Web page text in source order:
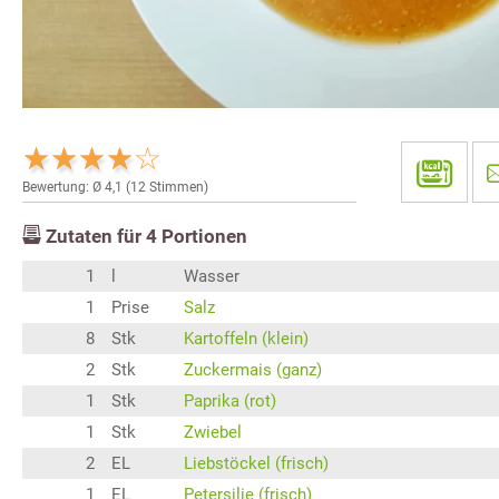
Bewertung: Ø 4,1 (12 Stimmen)
Zutaten für 4 Portionen
1
Wasser
1
Prise
Salz
8
Stk
Kartoffeln (klein)
2
Stk
Zuckermais (ganz)
1
Stk
Paprika (rot)
1
Stk
Zwiebel
2
EL
Liebstöckel (frisch)
1
EL Petersilie (frisch)